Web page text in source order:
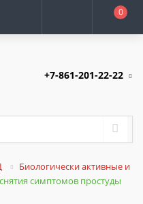
0
+7-861-201-22-22
Биологически активные и
симптомов простуды